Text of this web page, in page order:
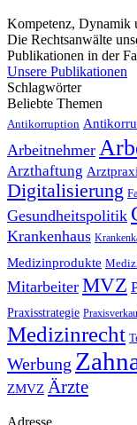
Kompetenz, Dynamik
Die Rechtsanwälte
Publikationen in der
Unsere Publikationen
Schlagwörter
Beliebte Themen
Antikorruption
Arbeitnehmer
Arzthaftung
Digitalisierung
Gesundheitspolitik
Krankenhaus
Medizinprodukte
Mitarbeiter MVZ
Praxisstrategie
Medizinrecht
Werbung
ZMVZ Ärzte
Adresse